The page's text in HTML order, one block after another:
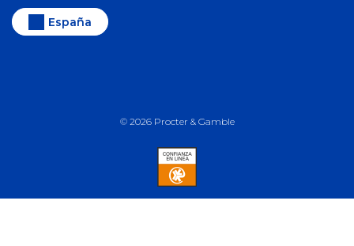
España
© 2026Procter & Gamble